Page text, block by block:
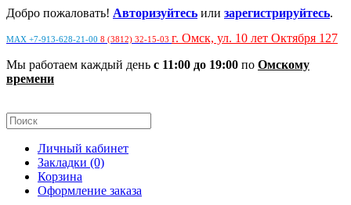
Добро пожаловать! Авторизуйтесь или зарегистрируйтесь.
MAX +7-913-628-21-00 8 (3812) 32-15-03 г. Омск, ул. 10 лет Октября 127
Мы работаем каждый день с 11:00 до 19:00 по Омскому
времени
Личный кабинет
Закладки (0)
Корзина
Оформление заказа